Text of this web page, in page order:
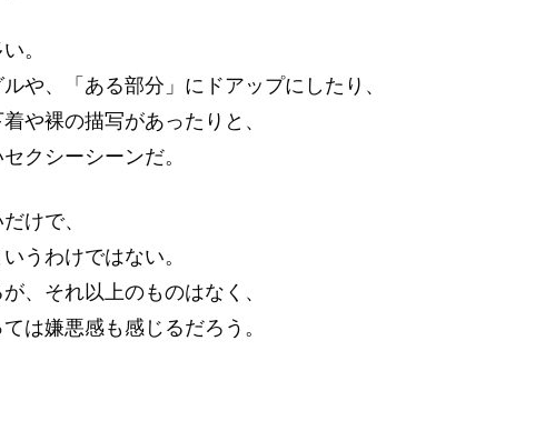
。
や、「ある部分」にドアップにしたり、
や裸の描写があったりと、
クシーシーンだ。
けで、
うわけではない。
、それ以上のものはなく、
は嫌悪感も感じるだろう。